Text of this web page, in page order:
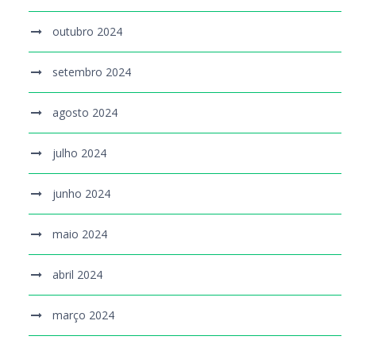
outubro 2024
setembro 2024
agosto 2024
julho 2024
junho 2024
maio 2024
abril 2024
março 2024